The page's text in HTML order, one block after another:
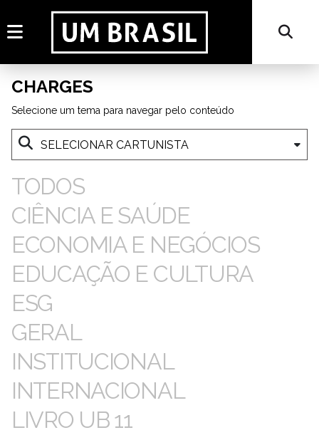
CHARGES
Selecione um tema para navegar pelo conteúdo
TODOS
CIÊNCIA E SAÚDE
ECONOMIA E NEGÓCIOS
EDUCAÇÃO E CULTURA
ESG
GERAL
INSTITUCIONAL
INTERNACIONAL
LIVRO UB 11